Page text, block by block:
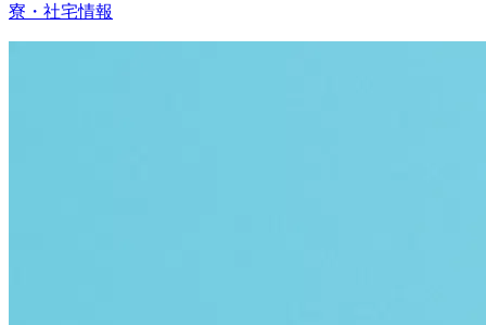
寮・社宅情報